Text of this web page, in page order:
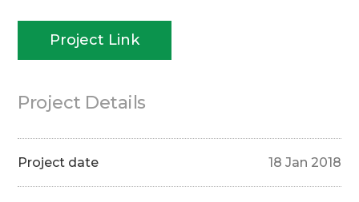
Project Link
Project Details
Project date 18 Jan 2018